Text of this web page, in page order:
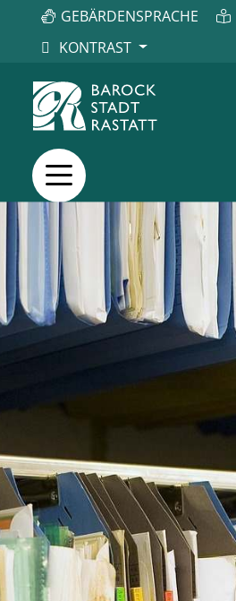
GEBÄRDENSPRACHE
KONTRAST